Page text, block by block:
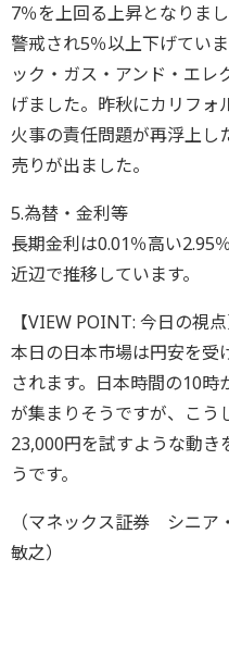
7％を上回る上昇となりま
警戒され5％以上下げてい
ック・ガス・アンド・エレ
げました。昨秋にカリフォ
火事の責任問題が再浮上し
売りが出ました。
5.為替・金利等
長期金利は0.01％高い2.95
近辺で推移しています。
【VIEW POINT: 今日の視点
本日の日本市場は円安を受
されます。日本時間の10
が集まりそうですが、こう
23,000円を試すような動
うです。
（マネックス証券 シニア
敏之）